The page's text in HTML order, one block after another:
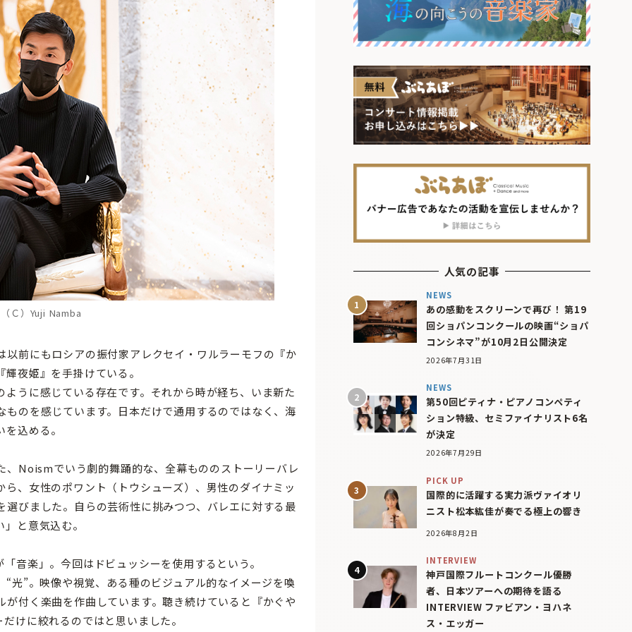
Ｃ）Yuji Namba
前にもロシアの振付家アレクセイ・ワルラーモフの『か
夜姫』を手掛けている。
うに感じている存在です。それから時が経ち、いま新た
のを感じています。日本だけで通用するのではなく、海
込める。
Noismでいう劇的舞踊的な、全幕もののストーリーバレ
、女性のポワント（トウシューズ）、男性のダイナミッ
びました。自らの芸術性に挑みつつ、バレエに対する最
と意気込む。
楽」。今回はドビュッシーを使用するという。
光”。映像や視覚、ある種のビジュアル的なイメージを喚
付く楽曲を作曲しています。聴き続けていると『かぐや
けに絞れるのではと思いました。
人気の記事
NEWS
あの感動をスクリーンで再び！ 第19
回ショパンコンクールの映画“ショパ
コンシネマ”が10月2日公開決定
2026年7月31日
NEWS
第50回ピティナ・ピアノコンペティ
ション特級、セミファイナリスト6名
が決定
2026年7月29日
PICK UP
国際的に活躍する実力派ヴァイオリ
ニスト松本紘佳が奏でる極上の響き
2026年8月2日
INTERVIEW
神戸国際フルートコンクール優勝
者、日本ツアーへの期待を語る
INTERVIEW ファビアン・ヨハネ
ス・エッガー